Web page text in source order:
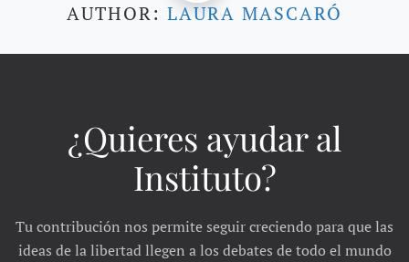
AUTHOR: LAURA MASCARÓ
¿Quieres ayudar al
Instituto?
Tu contribución nos permite seguir creciendo para que las
ideas de la libertad llegen a los debates de todo el mundo